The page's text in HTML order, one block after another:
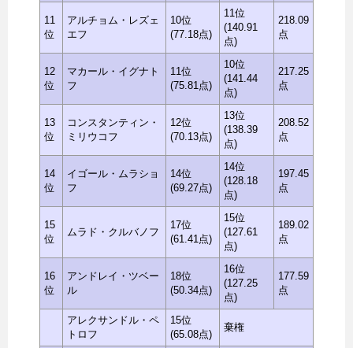
11
位
アルチョム・レズェ
エフ
10位
(77.18点)
11位
(140.91
点)
218.09
点
12
位
マカール・イグナト
フ
11位
(75.81点)
10位
(141.44
点)
217.25
点
13
位
コンスタンティン・
ミリウコフ
12位
(70.13点)
13位
(138.39
点)
208.52
点
14
位
イゴール・ムラショ
フ
14位
(69.27点)
14位
(128.18
点)
197.45
点
15
位
ムラド・クルバノフ
17位
(61.41点)
15位
(127.61
点)
189.02
点
16
位
アンドレイ・ツベー
ル
18位
(50.34点)
16位
(127.25
点)
177.59
点
アレクサンドル・ペ
トロフ
15位
(65.08点)
棄権